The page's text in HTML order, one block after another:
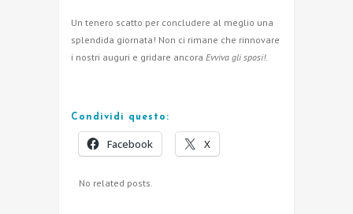
Un tenero scatto per concludere al meglio una
splendida giornata! Non ci rimane che rinnovare
i nostri auguri e gridare ancora Evviva gli sposi!.
Condividi questo:
Facebook X
No related posts.